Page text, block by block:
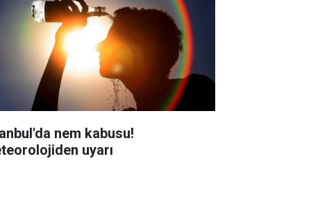
nem kabusu!
uyarı